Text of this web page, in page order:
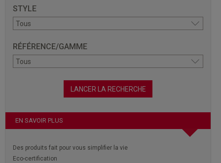
STYLE
RÉFÉRENCE/GAMME
EN SAVOIR PLUS
Des produits fait pour vous simplifier la vie
Eco-certification